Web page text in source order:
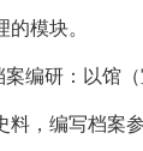
的模块。
案编研：以馆
料，编写档案